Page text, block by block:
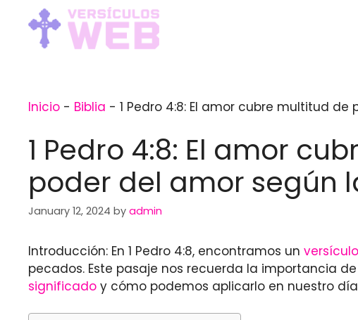
content
Inicio - Biblia - 1 Pedro 4:8: El amor cubre multitud
1 Pedro 4:8: El amor
poder del amor según
January 12, 2024 by admin
Introducción: En 1 Pedro 4:8, encontramos un versículo
pecados. Este pasaje nos recuerda la importancia
significado y cómo podemos aplicarlo en nuestro